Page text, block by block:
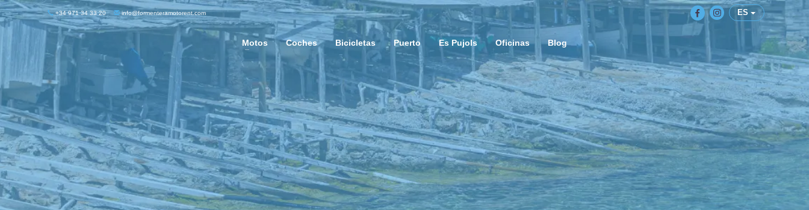
+34 971 34 33 20 info@formenteramotorent.com ES
Motos Coches Bicicletas Puerto Es Pujols Oficinas Blog